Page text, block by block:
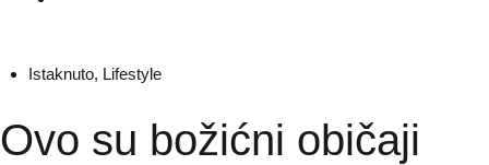
Istaknuto, Lifestyle
Ovo su božićni običaji